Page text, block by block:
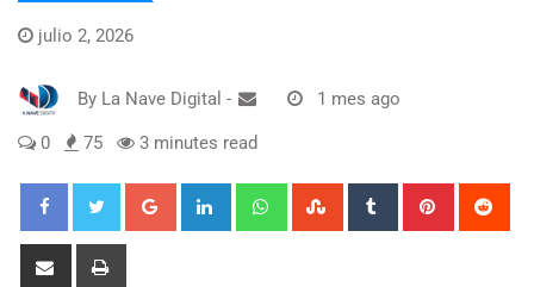
julio 2, 2026
By La Nave Digital - 1 mes ago
0 75 3 minutes read
Google+ LinkedIn WhatsappStumbleUpon
Tumblr Pinterest
Share